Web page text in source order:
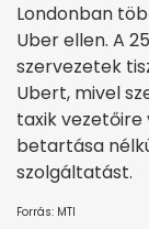
Londonban
Uber ellen. A
szervezetek
Ubert, mivel
taxik
betartása
szolgáltatást.
Forrás: MTI